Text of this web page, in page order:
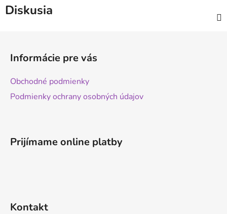
Diskusia
Informácie pre vás
Obchodné podmienky
Podmienky ochrany osobných údajov
Prijímame online platby
Kontakt